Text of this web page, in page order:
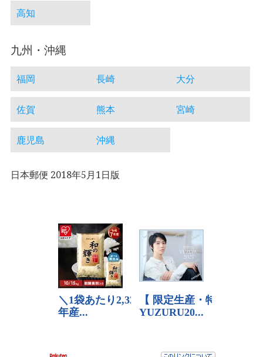
高知
九州・沖縄
福岡 長崎 大分
佐賀 熊本 宮崎
鹿児島 沖縄
日本郵便 2018年5月1日版